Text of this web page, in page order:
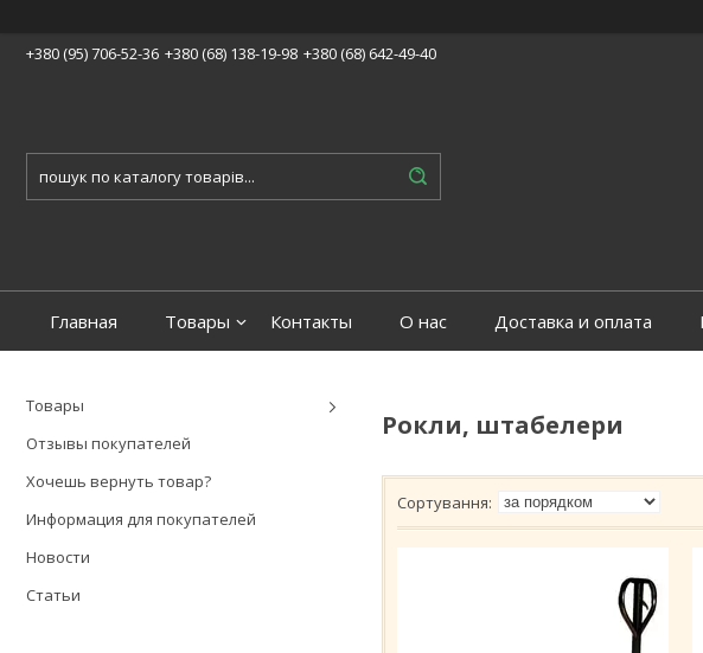
+380 (95) 706-52-36 +380 (68) 138-19-98 +380 (68) 642-49-40
Главная Товары Контакты О нас Доставка и оплата
Товары
Отзывы покупателей
Хочешь вернуть товар?
Информация для покупателей
Новости
Статьи
Рокли, штабелери